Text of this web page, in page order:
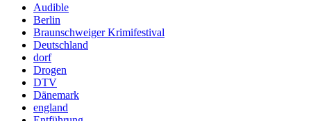
Audible
Berlin
Braunschweiger Krimifestival
Deutschland
dorf
Drogen
DTV
Dänemark
england